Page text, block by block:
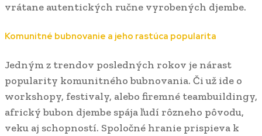
vrátane autentických ručne vyrobených djembe.
Komunitné bubnovanie a jeho rastúca popularita
Jedným z trendov posledných rokov je nárast
popularity komunitného bubnovania. Či už ide o
workshopy, festivaly, alebo firemné teambuildingy,
africký bubon djembe spája ľudí rôzneho pôvodu,
veku aj schopností. Spoločné hranie prispieva k